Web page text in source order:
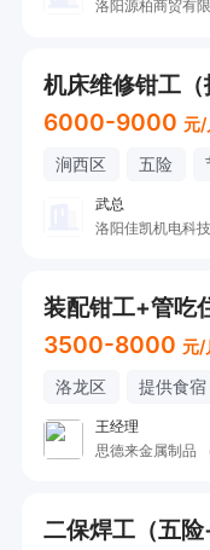
洛阳源柏商贸有
机床维修钳工（
6000-9000 元/
涧西区 五险
武总
洛阳佳凯机电科
装配钳工+管吃
3500-8000 元/
洛龙区 提供食宿
王经理
思德来金属制品
二保焊工（五险